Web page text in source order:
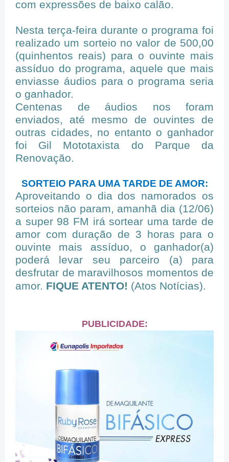
com expressões de baixo calão.
Nesta terça-feira durante o programa foi
realizado um sorteio no valor de 500,00
(quinhentos reais) para o ouvinte mais
assíduo do programa, aquele que mais
enviasse áudios para o programa seria
o ganhador.
Centenas de áudios nos foram
enviados, até mesmo de ouvintes de
outras cidades, no entanto o ganhador
foi Gil Mototaxista do Parque da
Renovação.
SORTEIO PARA UMA TARDE DE AMOR:
Aproveitando o dia dos namorados os
sorteios não param, amanhã dia (12/06)
a super 98 FM irá sortear uma tarde de
amor com duração de 3 horas para o
ouvinte mais assíduo, o ganhador(a)
poderá levar seu parceiro (a) para
desfrutar de maravilhosos momentos de
amor. FIQUE ATENTO! (Atos Notícias).
PUBLICIDADE: